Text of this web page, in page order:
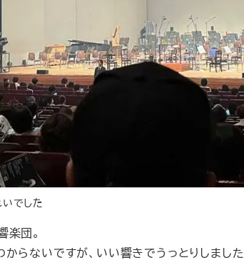
でした
楽団。
らないですが、いい響きでうっとりしまし